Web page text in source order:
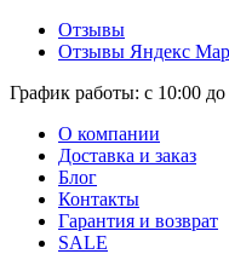
Отзывы
Отзывы Яндекс
График работы: с 10:00
О компании
Доставка и заказ
Блог
Контакты
Гарантия и возврат
SALE